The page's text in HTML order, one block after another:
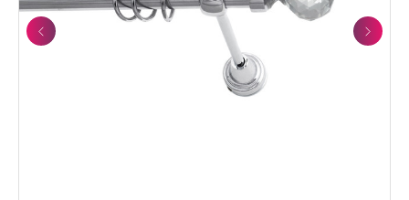
Previous Next